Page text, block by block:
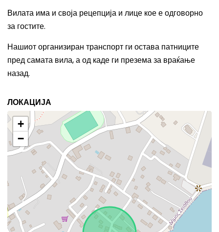
Вилата има и своја рецепција и лице кое е одговорно
за гостите.
Нашиот организиран транспорт ги остава патниците
пред самата вила, а од каде ги презема за враќање
назад.
ЛОКАЦИЈА
+
−